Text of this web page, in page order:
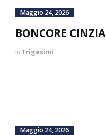
Maggio 24, 2026
BONCORE CINZIA
in Trigesimi
Maggio 24, 2026